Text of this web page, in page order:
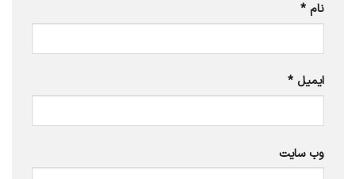
نام *
ایمیل *
وب‌ سایت